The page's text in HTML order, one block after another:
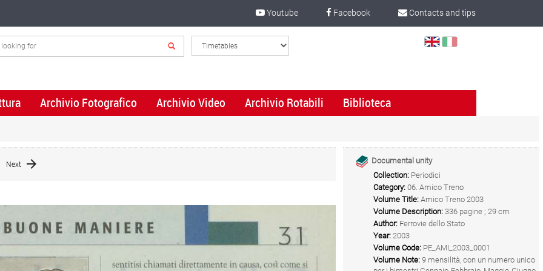
Contacts and tips
Facebook
Youtube
Select
Archivio Fotografico Archivio Video Archivio Rotabili Biblioteca
Next
Documental unity
Collection: Periodici
Category: 06. Amico Treno
Volume Title: Amico Treno 2003
Volume Description: 336 pagine ; 29 cm
Author: Ferrovie dello Stato
Year: 2003
Volume Code: PE_AMI_2003_0001
Volume Note: 9 mensilità, con un numero unico